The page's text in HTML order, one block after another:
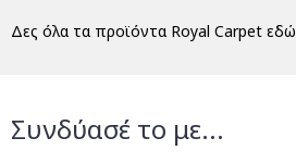
Δες όλα τα προϊόντα Royal Carpet εδώ
Συνδύασέ το με...